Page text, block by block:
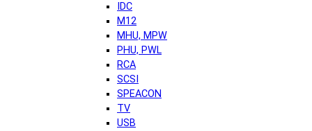
IDC
M12
MHU, MPW
PHU, PWL
RCA
SCSI
SPEACON
TV
USB